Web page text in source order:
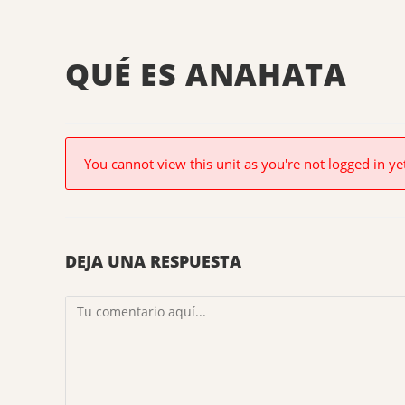
QUÉ ES ANAHATA
You cannot view this unit as you're not logged in
DEJA UNA RESPUESTA